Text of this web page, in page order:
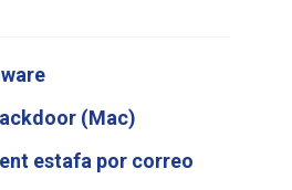
(Mac)
estafa por correo